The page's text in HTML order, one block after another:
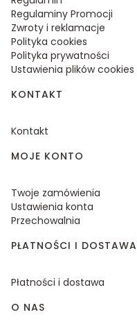
Regulaminy Promocji
Zwroty i reklamacje
Polityka cookies
Polityka prywatności
Ustawienia plików cookies
KONTAKT
Kontakt
MOJE KONTO
Twoje zamówienia
Ustawienia konta
Przechowalnia
PŁATNOŚCI I DOSTAWA
Płatności i dostawa
O NAS